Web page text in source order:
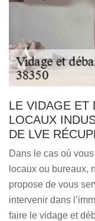
LE VIDAGE ET
LOCAUX
DE LVE
Dans le cas où
locaux ou bureaux,
propose de vous
intervenir dans
faire le vidage et